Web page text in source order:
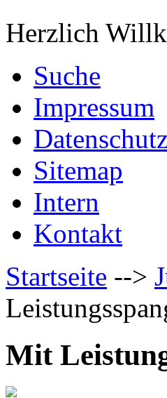
Herzlich
Suche
Impressum
Sitemap
Intern
Kontakt
Startseite -->
Mit